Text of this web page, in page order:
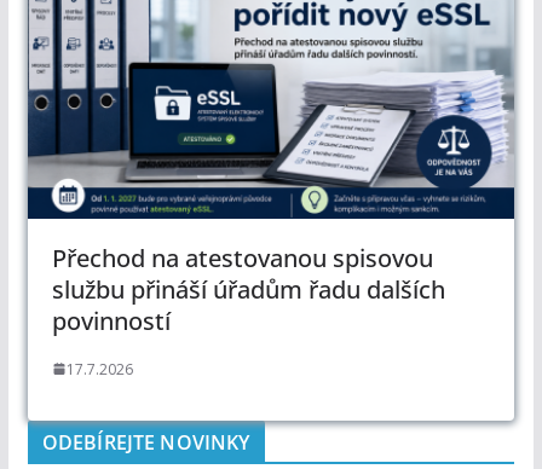
Přechod na atestovanou spisovou
službu přináší úřadům řadu dalších
povinností
17.7.2026
ODEBÍREJTE NOVINKY